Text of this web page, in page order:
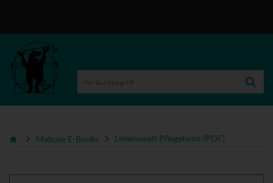
Mabuse E-Books Lebenswelt Pflegeheim (PDF)